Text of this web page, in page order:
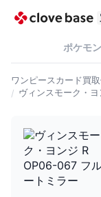
ポケモン
ワンピースカード買
ヴィンスモーク・